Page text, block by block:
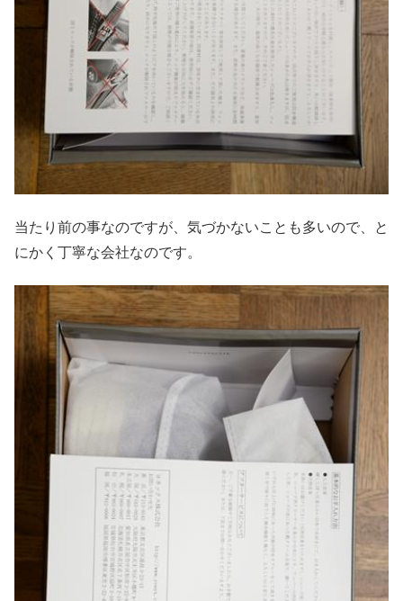
当たり前の事なのですが、気づかないことも多いので、と
にかく丁寧な会社なのです。